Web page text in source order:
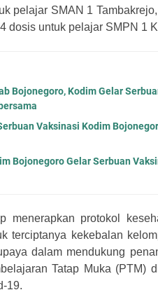
pelajar SMAN 1
dosis untuk pelajar SMPN 1
Bojonegoro, Kodim Gelar
Vaksinasi Kodim
Bojonegoro Gelar Serbuan
menerapkan protokol
terciptanya kekebalan
dalam mendukung
Tatap Muka (PTM)
19.